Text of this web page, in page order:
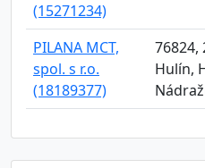
(15271234)
PILANA MCT,
spol. s r.o.
(18189377)
76824,
Hulín,